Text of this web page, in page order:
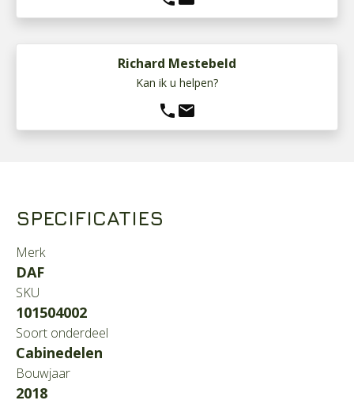
Richard Mestebeld
Kan ik u helpen?
phone mail
SPECIFICATIES
Merk
DAF
SKU
101504002
Soort onderdeel
Cabinedelen
Bouwjaar
2018